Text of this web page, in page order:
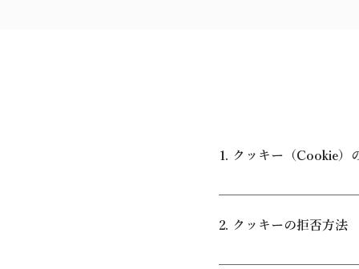
1. クッキー（Cookie）
当サイトでは、サービ
フォーマンスを測定し
2. クッキーの拒否方法
お客様はブラウザの設